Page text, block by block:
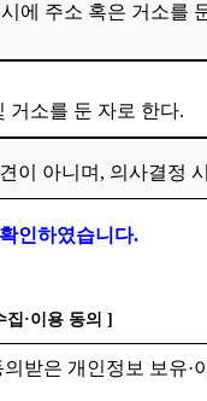
에 주소 혹은 거소를
거소를 둔 자로 한다.
이 아니며, 의사결정
인하였습니다.
집·이용 동의 ]
은 개인정보 보유